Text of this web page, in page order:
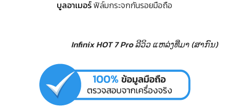
บูลอาเมอร์ฟิล์มกระจกกันรอยมือถือ
Infinix HOT 7 Pro ລີວິວ ແຫລ່ງທີ່ມາ (ສາກົນ)